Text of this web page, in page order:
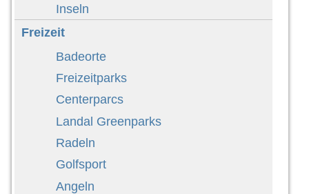
Inseln
Freizeit
Badeorte
Freizeitparks
Centerparcs
Landal Greenparks
Radeln
Golfsport
Angeln